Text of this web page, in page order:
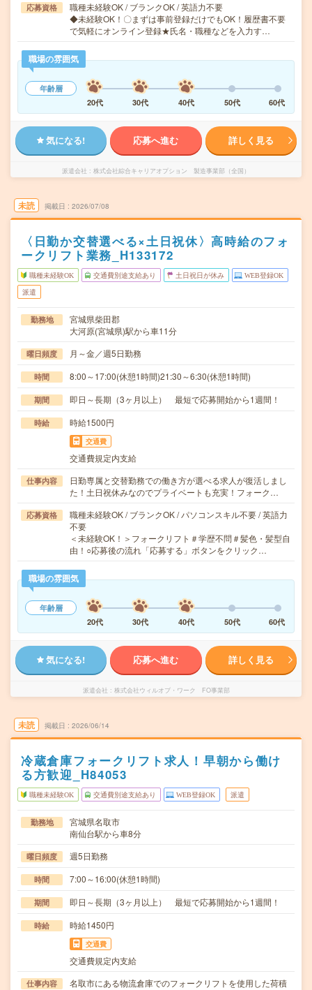
応募資格
職種未経験OK / ブランクOK / 英語力不要
◆未経験OK！〇まずは事前登録だけでもOK！履歴書不要
で気軽にオンライン登録★氏名・職種などを入力す…
職場の雰囲気
年齢層
20代
30代 40代 50代 60代
気になる! 応募へ進む 詳しく見る
派遣会社 株式会社綜合キャリアオプション 製造事業部（全国）
未読 掲載日 2026/07/08
〈日勤か交替選べる×土日祝休〉高時給のフォ
ークリフト業務_H133172
職種未経験OK 交通費別途支給あり 土日祝日が休み WEB登録OK
派遣
勤務地
宮城県柴田郡
大河原(宮城県)駅から車11分
曜日頻度 月～金／週5日勤務
時間 8:00～17:00(休憩1時間)21:30～6:30(休憩1時間)
期間 即日～長期（3ヶ月以上） 最短で応募開始から1週間！
時給 時給1500円
交通費
交通費規定内支給
仕事内容
日勤専属と交替勤務での働き方が選べる求人が復活しまし
た！土日祝休みなのでプライベートも充実！フォーク…
応募資格
職種未経験OK / ブランクOK / パソコンスキル不要 / 英語力
不要
＜未経験OK！＞フォークリフト＃学歴不問＃髪色・髪型自
由！○応募後の流れ「応募する」ボタンをクリック…
職場の雰囲気
年齢層
20代
30代 40代 50代 60代
気になる! 応募へ進む 詳しく見る
派遣会社 株式会社ウィルオブ・ワーク FO事業部
未読 掲載日 2026/06/14
冷蔵倉庫フォークリフト求人！早朝から働け
る方歓迎_H84053
職種未経験OK 交通費別途支給あり WEB登録OK 派遣
勤務地
宮城県名取市
南仙台駅から車8分
曜日頻度 週5日勤務
時間 7:00～16:00(休憩1時間)
期間 即日～長期（3ヶ月以上） 最短で応募開始から1週間！
時給 時給1450円
交通費
交通費規定内支給
仕事内容
名取市にある物流倉庫でのフォークリフトを使用した荷積